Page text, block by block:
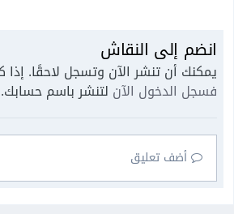
انضم إلى النقاش
يمكنك أن تنشر الآن وتسجل لاحقًا.
فسجل الدخول الآن لتنشر باسم حسابك.
أضف تعليق